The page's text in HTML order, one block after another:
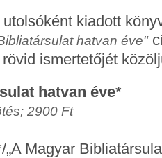
kiadott
hatvan éve"
ismertetőjét
hatvan éve*
2900 Ft
„A Magyar